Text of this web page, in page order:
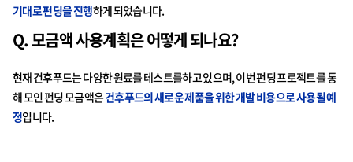
기대로 펀딩을 진행하게 되었습니다.
Q. 모금액 사용계획은 어떻게 되나요?
현재 건후푸드는 다양한 원료를 테스트를하고 있으며, 이번 펀딩 프로젝트를 통
해 모인 펀딩 모금액은건후푸드의 새로운 제품을 위한 개발 비용으로 사용될 예
정입니다.